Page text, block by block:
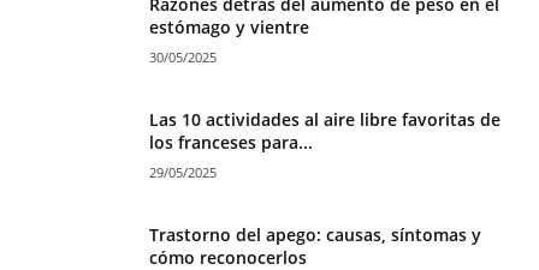
estómago y vientre
30/05/2025
Las 10 actividades al aire libre favoritas de
los franceses para...
29/05/2025
Trastorno del apego: causas, síntomas y
cómo reconocerlos